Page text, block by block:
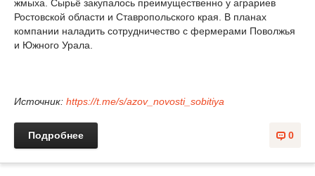
жмыха. Сырьё закупалось преимущественно у аграриев
Ростовской области и Ставропольского края. В планах
компании наладить сотрудничество с фермерами Поволжья
и Южного Урала.
Источник: https://t.me/s/azov_novosti_sobitiya
0
Подробнее